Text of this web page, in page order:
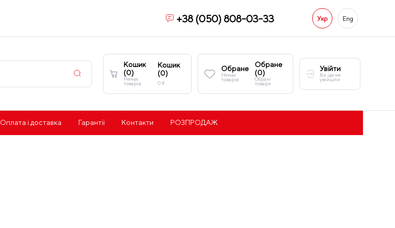
+38 (050) 808-03-33 Укр Eng
Кошик
(0)
Немає
товарів
Кошик
(0)
0₴
Обране
Немає
товарів
Обране
(0)
Обрані
товари
Увійти
Ви ще не
увійшли
Оплата і доставка Гарантії Контакти РОЗПРОДАЖ